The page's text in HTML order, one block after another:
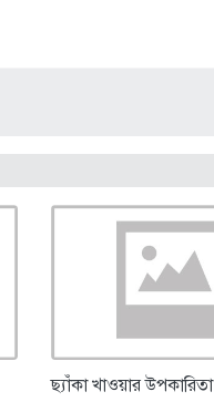
ছ্যাঁকা খাওয়ার উপকারিতা